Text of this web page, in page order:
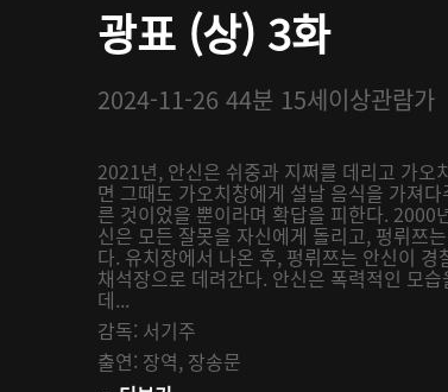
광표 (상) 3화
2024-11-26 44분 15세이상관람가
2021년, 안신은 쉬중과 지쩌를 데리고 가오
면 그때도 가오치창에게 설날 음식을 가져
른 것이었을 뿐이라며 확답을 피한다. 2000
신은 모든 잘못을 자신에게 돌리고, 펑뤼쯔
다. 유치장에서 나온 후, 펑뤼쯔는 안신이
채석장으로 데려간다. 안신은 폭력적인 모
데...
감독: 서기주
출연: 장역, 장송문